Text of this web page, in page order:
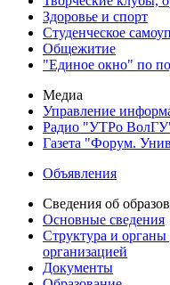
Здоровье и спорт
Студенческое
Общежитие
"Единое окно" по
Медиа
Управление
Радио "УТРо
Газета "Форум.
Объявления
Сведения об
Основные сведения
Структура и органы
организацией
Документы